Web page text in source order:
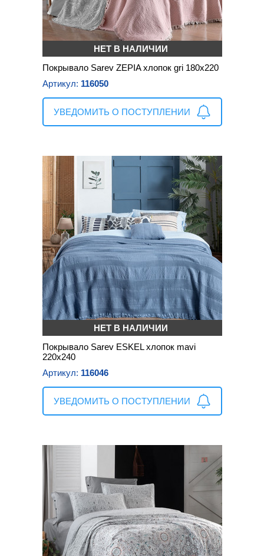
НЕТ В НАЛИЧИИ
Покрывало Sarev ZEPIA хлопок gri 180х220
Артикул: 116050
УВЕДОМИТЬ О ПОСТУПЛЕНИИ
НЕТ В НАЛИЧИИ
Покрывало Sarev ESKEL хлопок mavi
220х240
Артикул: 116046
УВЕДОМИТЬ О ПОСТУПЛЕНИИ